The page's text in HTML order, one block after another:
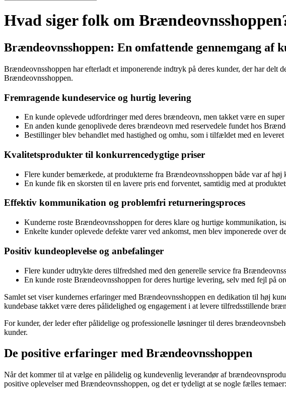
Hvad siger folk om
Brændeovnsshoppen: En omfattende gennemgang af
Brændeovnsshoppen har efterladt et imponerende indtryk på deres kunder, der har delt
Brændeovnsshoppen.
Fremragende kundeservice og hurtig levering
En kunde oplevede udfordringer med deres brændeovn, men takket være en
En anden kunde genoplivede deres brændeovn med reservedele fundet hos
Bestillinger blev behandlet med hastighed og omhu, som i tilfældet med en
Kvalitetsprodukter til konkurrencedygtige priser
Flere kunder bemærkede, at produkterne fra Brændeovnsshoppen både var af
En kunde fik en skorsten til en lavere pris end forventet, samtidig med at
Effektiv kommunikation og problemfri returneringsproces
Kunderne roste Brændeovnsshoppen for deres klare og hurtige kommunikation,
Enkelte kunder oplevede defekte varer ved ankomst, men blev imponerede over
Positiv kundeoplevelse og anbefalinger
Flere kunder udtrykte deres tilfredshed med den generelle service fra
En kunde roste Brændeovnsshoppen for deres hurtige levering, selv med fejl på
Samlet set viser kundernes erfaringer med Brændeovnsshoppen en dedikation til høj
kundebase takket være deres pålidelighed og engagement i at levere tilfredsstillende
For kunder, der leder efter pålidelige og professionelle løsninger til deres
kunder.
De positive erfaringer med Brændeovnsshoppen
Når det kommer til at vælge en pålidelig og kundevenlig leverandør af
positive oplevelser med Brændeovnsshoppen, og det er tydeligt at se nogle fælles temaer: